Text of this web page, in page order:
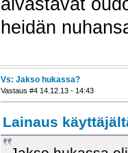
heidän
Vs: Jakso hukassa?
Vastaus #4 14.12.13 - 14:43
Lainaus